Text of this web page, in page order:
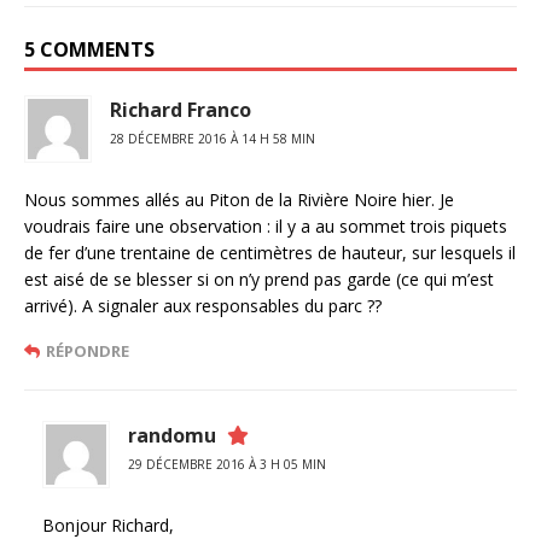
5 COMMENTS
Richard Franco
28 DÉCEMBRE 2016 À 14 H 58 MIN
Nous sommes allés au Piton de la Rivière Noire hier. Je
voudrais faire une observation : il y a au sommet trois piquets
de fer d’une trentaine de centimètres de hauteur, sur lesquels il
est aisé de se blesser si on n’y prend pas garde (ce qui m’est
arrivé). A signaler aux responsables du parc ??
RÉPONDRE
randomu
29 DÉCEMBRE 2016 À 3 H 05 MIN
Bonjour Richard,